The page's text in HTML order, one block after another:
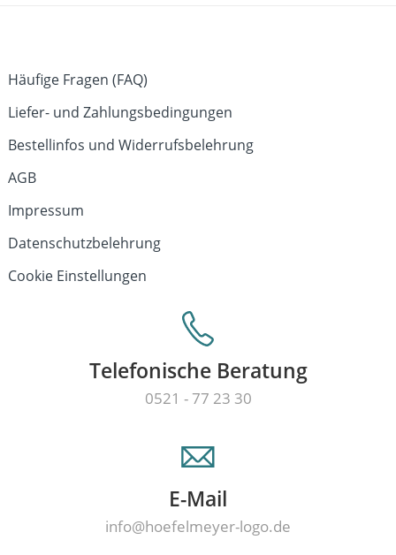
Häufige Fragen (FAQ)
Liefer- und Zahlungsbedingungen
Bestellinfos und Widerrufsbelehrung
AGB
Impressum
Datenschutzbelehrung
Cookie Einstellungen
Telefonische Beratung
0521 - 77 23 30
E-Mail
info@hoefelmeyer-logo.de